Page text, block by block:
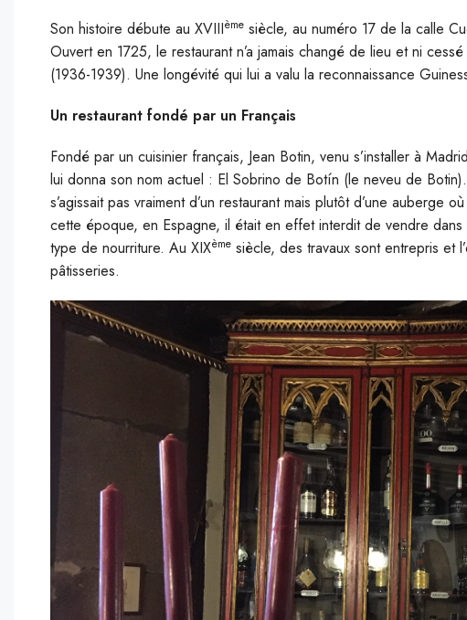
Son histoire débute au XVIIIème siècle, au numéro 17 de la calle
Ouvert en 1725, le restaurant n’a jamais changé de lieu et ni
(1936-1939). Une longévité qui lui a valu la reconnaissance
Un restaurant fondé par un Français
Fondé par un cuisinier français, Jean Botin, venu s’installer à
lui donna son nom actuel : El Sobrino de Botín (le neveu de
s’agissait pas vraiment d’un restaurant mais plutôt d’une
cette époque, en Espagne, il était en effet interdit de vendre
type de nourriture. Au XIXème siècle, des travaux sont entrepris et
pâtisseries.